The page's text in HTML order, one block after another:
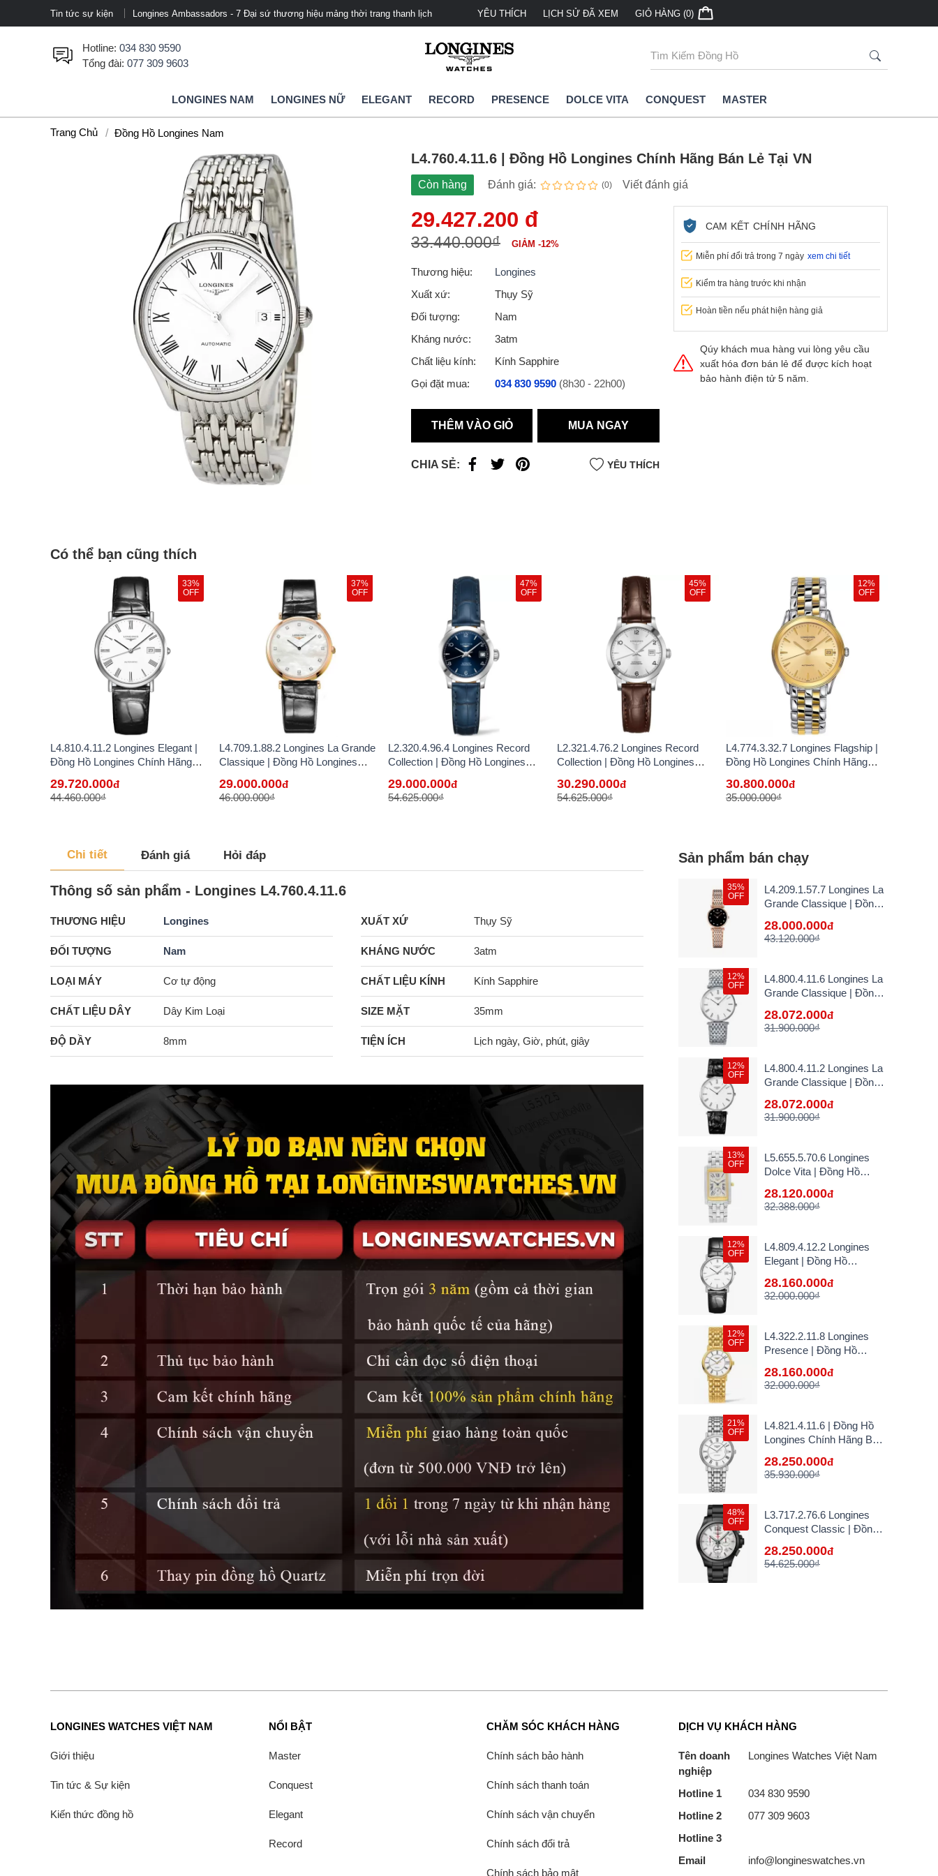
Tin tức sự kiện
thể thao chuyên nghiệp Longines Ambassadors - 7 Đại sứ thương hiệu mảng thời trang thanh lịch Longines Watches Việt Nam - Đại lý phân phối đồng hồ Longines chính hãng
Dẫn Cụ Thể
YÊU THÍCH LỊCH SỬ ĐÃ XEM GIỎ HÀNG (0)
Hotline: 034 830 9590
Tổng đài: 077 309 9603
LONGINES NAM LONGINES NỮ ELEGANT RECORD PRESENCE DOLCE VITA CONQUEST MASTER
Trang Chủ Đồng Hồ Longines Nam
L4.760.4.11.6 | Đồng Hồ Longines Chính Hãng Bán Lẻ Tại VN
Còn hàng Đánh giá: (0) Viết đánh giá
29.427.200 đ
33.440.000₫ GIẢM -12%
Thương hiệu:
Longines
Xuất xứ:
Thụy Sỹ
Đối tượng:
Nam
Kháng nước:
3atm
Chất liệu kính:
Kính Sapphire
Gọi đặt mua:
034 830 9590 (8h30 - 22h00)
THÊM VÀO GIỎ MUA NGAY
CHIA SẺ: YÊU THÍCH
CAM KẾT CHÍNH HÃNG
Miễn phí đổi trả trong 7 ngày xem chi tiết
Kiểm tra hàng trước khi nhận
Hoàn tiền nếu phát hiện hàng giả
Qúy khách mua hàng vui lòng yêu cầu
xuất hóa đơn bán lẻ để được kích hoạt
bảo hành điện tử 5 năm.
Có thể bạn cũng thích
33%
OFF
L4.810.4.11.2 Longines Elegant |
Đồng Hồ Longines Chính Hãng
29.720.000đ
44.460.000₫
37%
OFF
L4.709.1.88.2 Longines La Grande
Classique | Đồng Hồ Longines
29.000.000đ
46.000.000₫
47%
OFF
L2.320.4.96.4 Longines Record
Collection | Đồng Hồ Longines
29.000.000đ
54.625.000₫
45%
OFF
L2.321.4.76.2 Longines Record
Collection | Đồng Hồ Longines
30.290.000đ
54.625.000₫
12%
OFF
L4.774.3.32.7 Longines Flagship |
Đồng Hồ Longines Chính Hãng
30.800.000đ
35.000.000₫
Chi tiết Đánh giá Hỏi đáp
Thông số sản phẩm - Longines L4.760.4.11.6
THƯƠNG HIỆU Longines XUẤT XỨ Thụy Sỹ
ĐỐI TƯỢNG Nam KHÁNG NƯỚC 3atm
LOẠI MÁY Cơ tự động CHẤT LIỆU KÍNH Kính Sapphire
CHẤT LIỆU DÂY Dây Kim Loại SIZE MẶT 35mm
ĐỘ DẦY 8mm TIỆN ÍCH Lịch ngày, Giờ, phút, giây
Sản phẩm bán chạy
35%
OFF
L4.209.1.57.7 Longines La
Grande Classique | Đồng
Bán Lẻ Tại VN
28.000.000đ
43.120.000₫
12%
OFF
L4.800.4.11.6 Longines La
Grande Classique | Đồng
Bán Lẻ Tại VN
28.072.000đ
31.900.000₫
12%
OFF
L4.800.4.11.2 Longines La
Grande Classique | Đồng
Bán Lẻ Tại VN
28.072.000đ
31.900.000₫
13%
OFF
L5.655.5.70.6 Longines
Dolce Vita | Đồng Hồ
Lẻ Tại VN
28.120.000đ
32.388.000₫
12%
OFF
L4.809.4.12.2 Longines
Elegant | Đồng Hồ
Lẻ Tại VN
28.160.000đ
32.000.000₫
12%
OFF
L4.322.2.11.8 Longines
Presence | Đồng Hồ
Lẻ Tại VN
28.160.000đ
32.000.000₫
21%
OFF
L4.821.4.11.6 | Đồng Hồ
Longines Chính Hãng Bán
28.250.000đ
35.930.000₫
48%
OFF
L3.717.2.76.6 Longines
Conquest Classic | Đồng
Bán Lẻ Tại VN
28.250.000đ
54.625.000₫
LONGINES WATCHES VIỆT NAM
Giới thiệu
Tin tức & Sự kiện
Kiến thức đồng hồ
NỔI BẬT
Master
Conquest
Elegant
Record
CHĂM SÓC KHÁCH HÀNG
Chính sách bảo hành
Chính sách thanh toán
Chính sách vận chuyển
Chính sách đổi trả
Chính sách bảo mật
DỊCH VỤ KHÁCH HÀNG
Tên doanh
nghiệp
Longines Watches Việt Nam
Hotline 1
034 830 9590
Hotline 2
077 309 9603
Hotline 3
Email
info@longineswatches.vn